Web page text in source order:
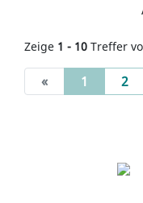
Zeige 1 - 10 Treffer
« 1 (current)
2